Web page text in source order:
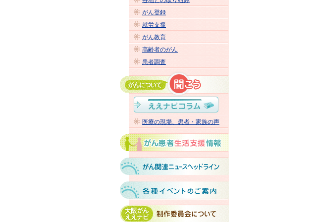
がん登録
就労支援
がん教育
高齢者のがん
患者調査
医療の現場、患者・家族の声